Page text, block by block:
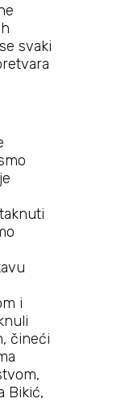
svaki
i
čineći
Bikić,